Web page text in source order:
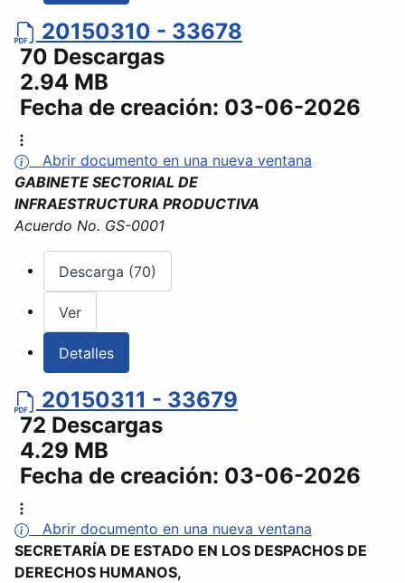
20150310 - 33678
70 Descargas
2.94 MB
Fecha de creación: 03-06-2026
Abrir documento en una nueva ventana
GABINETE SECTORIAL DE
INFRAESTRUCTURA PRODUCTIVA
Acuerdo No. GS-0001
Descarga (70)
Ver
Detalles
20150311 - 33679
72 Descargas
4.29 MB
Fecha de creación: 03-06-2026
Abrir documento en una nueva ventana
SECRETARÍA DE ESTADO EN LOS DESPACHOS DE
DERECHOS HUMANOS,